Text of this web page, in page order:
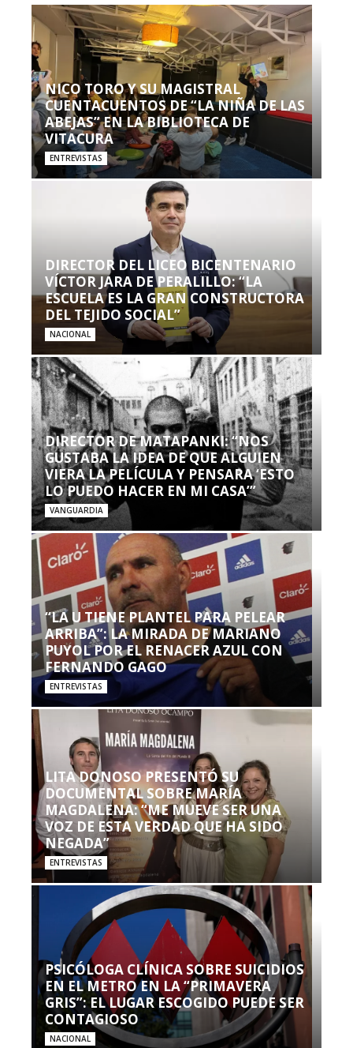
NICO TORO Y SU MAGISTRAL
CUENTACUENTOS DE “LA NIÑA DE LAS
ABEJAS” EN LA BIBLIOTECA DE
VITACURA
ENTREVISTAS
DIRECTOR DEL LICEO BICENTENARIO
VÍCTOR JARA DE PERALILLO: “LA
ESCUELA ES LA GRAN CONSTRUCTORA
DEL TEJIDO SOCIAL”
NACIONAL
DIRECTOR DE MATAPANKI: “NOS
GUSTABA LA IDEA DE QUE ALGUIEN
VIERA LA PELÍCULA Y PENSARA ‘ESTO
LO PUEDO HACER EN MI CASA’”
VANGUARDIA
“LA U TIENE PLANTEL PARA PELEAR
ARRIBA”: LA MIRADA DE MARIANO
PUYOL POR EL RENACER AZUL CON
FERNANDO GAGO
ENTREVISTAS
LITA DONOSO PRESENTÓ SU
DOCUMENTAL SOBRE MARÍA
MAGDALENA: “ME MUEVE SER UNA
VOZ DE ESTA VERDAD QUE HA SIDO
NEGADA”
ENTREVISTAS
PSICÓLOGA CLÍNICA SOBRE SUICIDIOS
EN EL METRO EN LA “PRIMAVERA
GRIS”: EL LUGAR ESCOGIDO PUEDE SER
CONTAGIOSO
NACIONAL